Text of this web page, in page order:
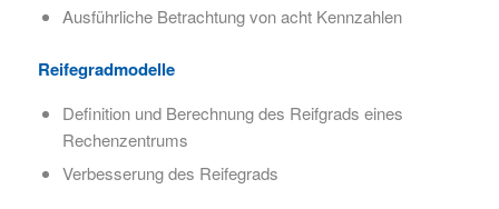
Ausführliche Betrachtung von acht Kennzahlen
Reifegradmodelle
Definition und Berechnung des Reifgrads eines
Rechenzentrums
Verbesserung des Reifegrads